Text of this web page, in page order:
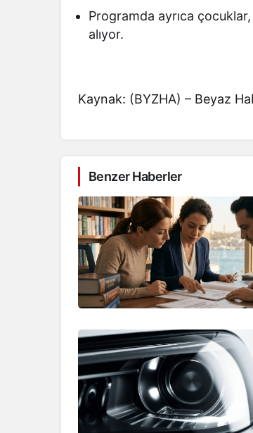
Programda ayrıca
alıyor.
Kaynak: (BYZHA) – Beyaz
Benzer Haberler